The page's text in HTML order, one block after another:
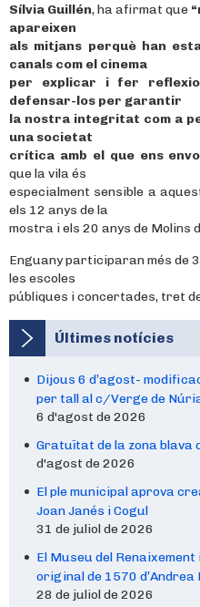
Sílvia Guillén, ha afirmat que
apareixen
als mitjans perquè han
canals com el cinema
per explicar i fer
defensar-los per garantir
la nostra integritat com a
una societat
crítica amb el que ens
que la vila és
especialment sensible a
els 12 anys de la
mostra i els 20 anys de Molins
Enguany participaran més de
les escoles
públiques i concertades, tret
Últimes notícies
Dijous 6 d’agost-
per tall al c/Verge de
6 d'agost de 2026
Gratuïtat de la zona blava
d'agost de 2026
El ple municipal aprova
Joan Janés i Cogul
31 de juliol de 2026
El Museu del
original de 1570 d’Andrea
28 de juliol de 2026